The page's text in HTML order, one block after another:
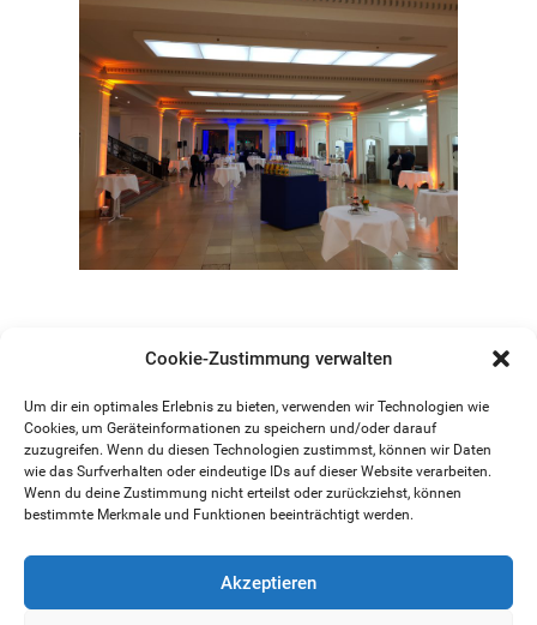
Cookie-Zustimmung verwalten
Um dir ein optimales Erlebnis zu bieten, verwenden wir Technologien wie
Cookies, um Geräteinformationen zu speichern und/oder darauf
zuzugreifen. Wenn du diesen Technologien zustimmst, können wir Daten
wie das Surfverhalten oder eindeutige IDs auf dieser Website verarbeiten.
Wenn du deine Zustimmung nicht erteilst oder zurückziehst, können
bestimmte Merkmale und Funktionen beeinträchtigt werden.
Akzeptieren
© 2017 - 2026
Datenschutzerklärung
Copyright by Hoffmann Entertainment